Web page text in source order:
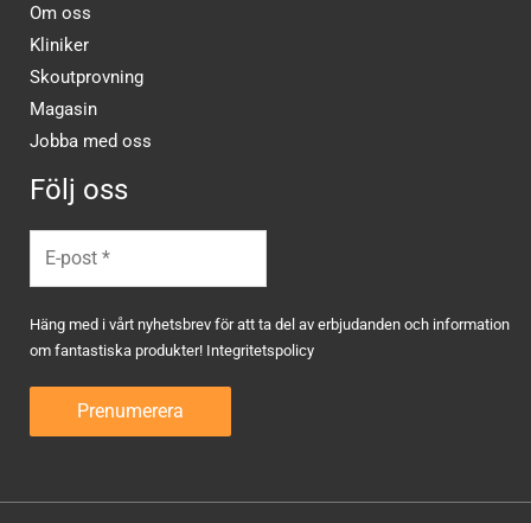
Om oss
Kliniker
Skoutprovning
Magasin
Jobba med oss
Följ oss
Häng med i vårt nyhetsbrev för att ta del av erbjudanden och information
om fantastiska produkter! Integritetspolicy